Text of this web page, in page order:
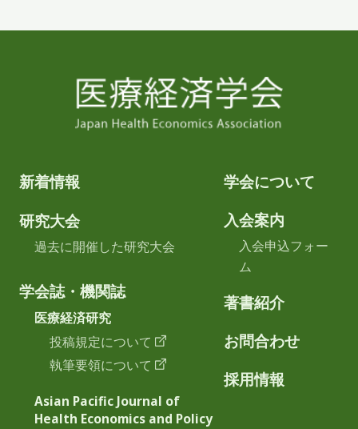
新着情報
研究大会
過去に開催した研究大会
学会誌・機関誌
医療経済研究
投稿規定について
執筆要領について
Asian Pacific Journal of
Health Economics and Policy
学会について
入会案内
入会申込フォー
ム
著書紹介
お問合わせ
採用情報